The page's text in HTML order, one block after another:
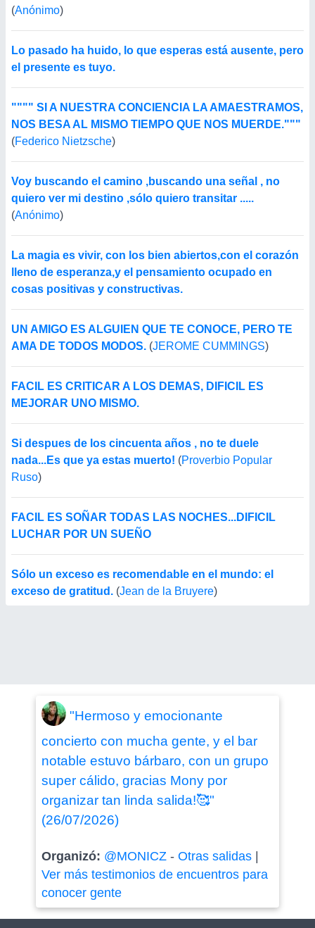
(Anónimo)
Lo pasado ha huido, lo que esperas está ausente, pero
el presente es tuyo.
"""" SI A NUESTRA CONCIENCIA LA AMAESTRAMOS,
NOS BESA AL MISMO TIEMPO QUE NOS MUERDE."""
(Federico Nietzsche)
Voy buscando el camino ,buscando una señal , no
quiero ver mi destino ,sólo quiero transitar .....
(Anónimo)
La magia es vivir, con los bien abiertos,con el corazón
lleno de esperanza,y el pensamiento ocupado en
cosas positivas y constructivas.
UN AMIGO ES ALGUIEN QUE TE CONOCE, PERO TE
AMA DE TODOS MODOS. (JEROME CUMMINGS)
FACIL ES CRITICAR A LOS DEMAS, DIFICIL ES
MEJORAR UNO MISMO.
Si despues de los cincuenta años , no te duele
nada...Es que ya estas muerto! (Proverbio Popular
Ruso)
FACIL ES SOÑAR TODAS LAS NOCHES...DIFICIL
LUCHAR POR UN SUEÑO
Sólo un exceso es recomendable en el mundo: el
exceso de gratitud. (Jean de la Bruyere)
"Hermoso y emocionante
concierto con mucha gente, y el bar
notable estuvo bárbaro, con un grupo
super cálido, gracias Mony por
organizar tan linda salida!🥰"
(26/07/2026)
Organizó: @MONICZ- Otras salidas|
Ver más testimonios de encuentros para
conocer gente